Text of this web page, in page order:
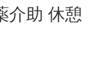
介助 休憩